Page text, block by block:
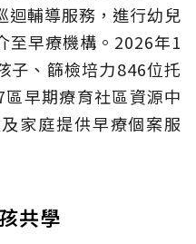
迴輔導服務，進行幼兒
至早療機構。2026年1
子、篩檢培力846位托
早期療育社區資源中
家庭提供早療個案服
共學